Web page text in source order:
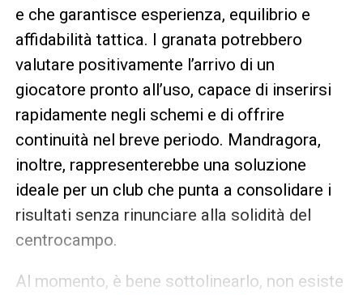
e che garantisce esperienza, equilibrio e
affidabilità tattica. I granata potrebbero
valutare positivamente l’arrivo di un
giocatore pronto all’uso, capace di inserirsi
rapidamente negli schemi e di offrire
continuità nel breve periodo. Mandragora,
inoltre, rappresenterebbe una soluzione
ideale per un club che punta a consolidare i
risultati senza rinunciare alla solidità del
centrocampo.
Al momento, è bene sottolinearlo, non esiste